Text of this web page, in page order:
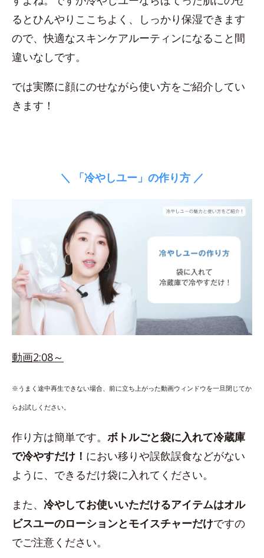
るとひんやりここちよく、しっかり保湿できます
ので、快適なスキンケアルーティンになること間
違いなしです。
では実際に顔にのせながら使い方をご紹介してい
きます！
＼ 「冷やしユー」の作り方 ／
動画2:08～
※うまく途中再生できない場合、前に立ち上がった動画ウィンドウを一旦閉じてか
らお試しください。
作り方は簡単です。 ボトルごと袋に入れて冷蔵庫
で冷やすだけ！ におい移りや誤飲誤食などがない
ように、できるだけ袋に入れてください。
また、 冷やしてお使いいただけるアイテムはオル
ビスユーのローションとモイスチャーだけですの
でご注意ください。